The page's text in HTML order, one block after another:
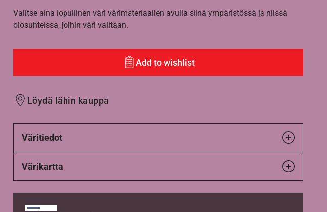
Valitse aina lopullinen väri värimateriaalien avulla siinä ympäristössä ja niissä
olosuhteissa, joihin väri valitaan.
Add to wishlist
Löydä lähin kauppa
Väritiedot
Värikartta